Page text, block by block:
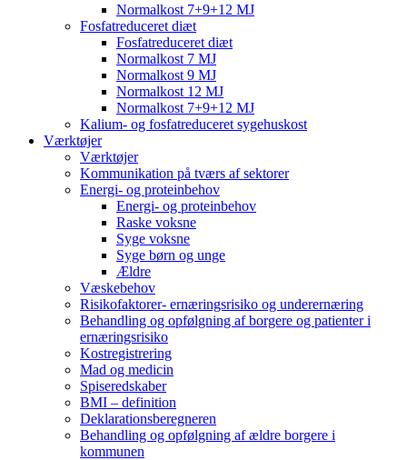
Normalkost 7+9+12 MJ
Fosfatreduceret diæt
Fosfatreduceret diæt
Normalkost 7 MJ
Normalkost 9 MJ
Normalkost 12 MJ
Normalkost 7+9+12 MJ
Kalium- og fosfatreduceret sygehuskost
Værktøjer
Værktøjer
Kommunikation på tværs af sektorer
Energi- og proteinbehov
Energi- og proteinbehov
Raske voksne
Syge voksne
Syge børn og unge
Ældre
Væskebehov
Risikofaktorer- ernæringsrisiko og underernæring
Behandling og opfølgning af borgere og patienter i
ernæringsrisiko
Kostregistrering
Mad og medicin
Spiseredskaber
BMI – definition
Deklarationsberegneren
Behandling og opfølgning af ældre borgere i
kommunen